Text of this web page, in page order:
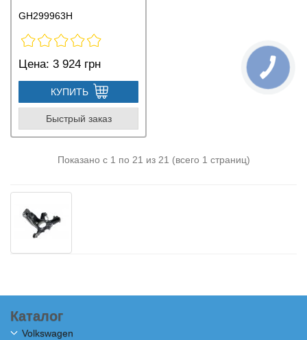
GH299963H
Цена: 3 924 грн
КУПИТЬ
Быстрый заказ
Показано с 1 по 21 из 21 (всего 1 страниц)
Каталог
Volkswagen